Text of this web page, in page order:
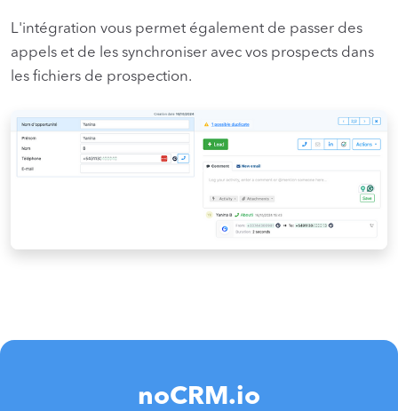
L'intégration vous permet également de passer des
appels et de les synchroniser avec vos prospects dans
les fichiers de prospection.
noCRM.io